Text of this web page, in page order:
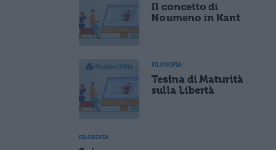
Il concetto di
Noumeno in Kant
FILOSOFIA
Tesina di Maturità
sulla Libertà
FILOSOFIA